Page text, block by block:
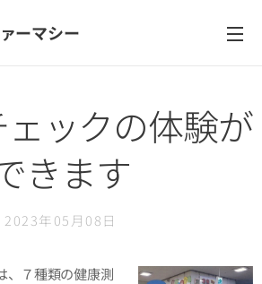
ーマシー
ックの体験が
きます
2023年05月08日
、７種類の健康測